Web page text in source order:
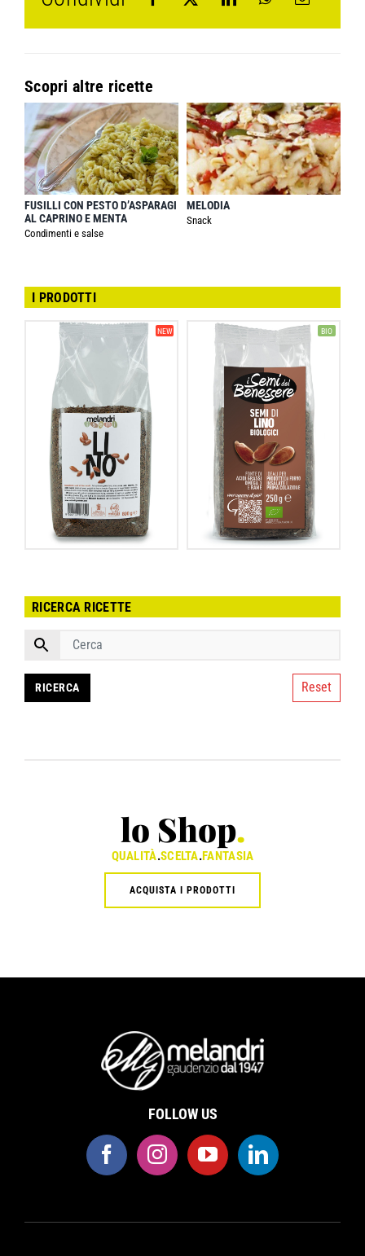
Scopri altre ricette
FUSILLI CON PESTO D’ASPARAGI
AL CAPRINO E MENTA
Condimenti e salse
MELODIA
Snack
I PRODOTTI
NEW BIO
RICERCA RICETTE
Reset
lo Shop.
QUALITÀ.SCELTA.FANTASIA
ACQUISTA I PRODOTTI
FOLLOW US